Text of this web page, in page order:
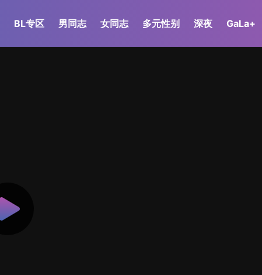
BL专区 男同志 女同志 多元性别 深夜 GaLa+